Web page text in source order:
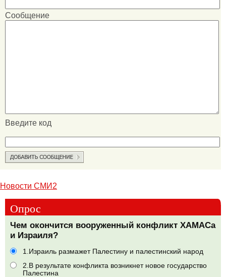
Сообщение
Введите код
Новости СМИ2
Опрос
Чем окончится вооруженный конфликт ХАМАСа
и Израиля?
1.Израиль размажет Палестину и палестинский народ
2.В результате конфликта возникнет новое государство
Палестина